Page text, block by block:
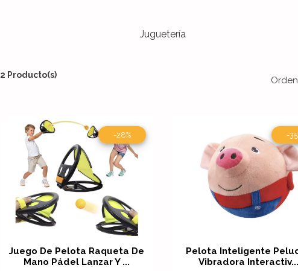
Juguetería
2 Producto(s)
-28%
Juego De Pelota Raqueta De
Mano Pádel Lanzar Y ...
Ver detalles
-
Pelota Inteligente
Vibradora Interactiv...
Ver